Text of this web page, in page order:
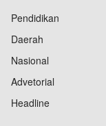
Pendidikan
Daerah
Nasional
Advetorial
Headline